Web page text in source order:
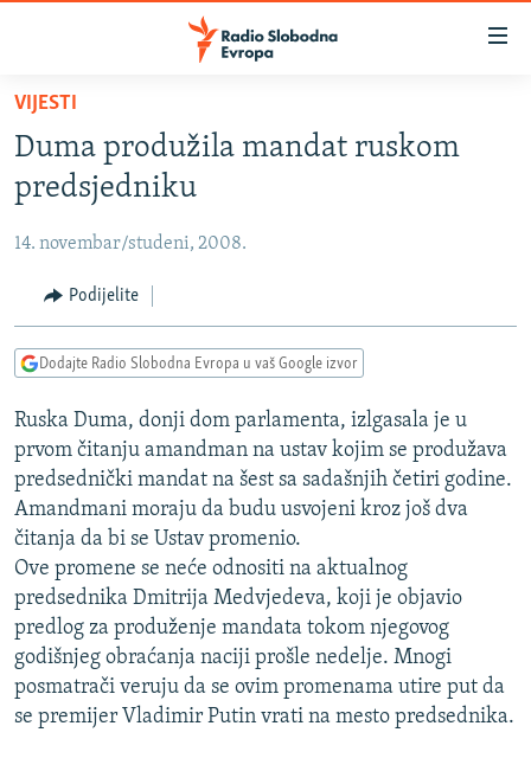
Pređite
glavni
sadržaj
Pređite
na
navigaciju
Pređite
na
BOSNA I HERCEGOVINA
SRBIJA
KOSOVO
CRNA GORA
VIDEO
FOTOGALERIJE
INFOGRAFIKE
PODCASTI
RAT U UKRAJINI
KINA NA BALKANU
RSE PRIČE IZ SVIJETA
ISPRIČAJ MI
DNEVNO@RSE
SPECIJALI RSE
VIŠE OD NASLOVA
GENOCID U SREBRENICI
VIJESTI
Duma produžila mandat ruskom
predsjedniku
14. novembar/studeni, 2008.
Podijelite
Dodajte Radio Slobodna Evropa u vaš Google izvor
Ruska Duma, donji dom parlamenta, izlgasala je u
prvom čitanju amandman na ustav kojim se produžava
predsednički mandat na šest sa sadašnjih četiri godine.
Amandmani moraju da budu usvojeni kroz još dva
čitanja da bi se Ustav promenio.
Ove promene se neće odnositi na aktualnog
predsednika Dmitrija Medvjedeva, koji je objavio
predlog za produženje mandata tokom njegovog
godišnjeg obraćanja naciji prošle nedelje. Mnogi
posmatrači veruju da se ovim promenama utire put da
se premijer Vladimir Putin vrati na mesto predsednika.